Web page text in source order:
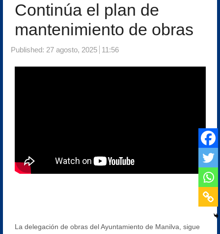
Continúa el plan de
mantenimiento de obras
Published: 27 agosto, 2025 11:56
La delegación de obras del Ayuntamiento de Manilva, sigue